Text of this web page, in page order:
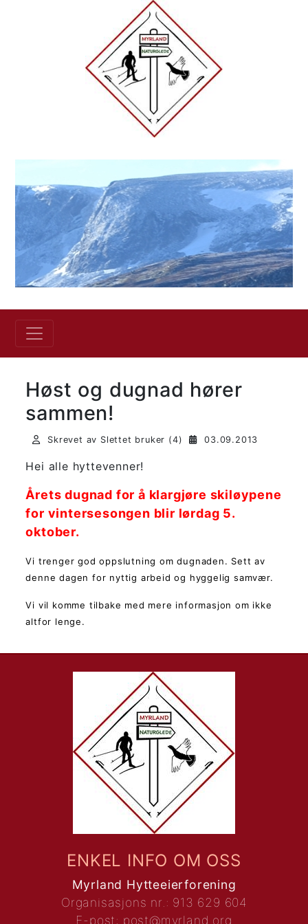
Høst og dugnad hører
sammen!
Skrevet av Slettet bruker (4) 03.09.2013
Hei alle hyttevenner!
Årets dugnad for å klargjøre skiløypene
for vintersesongen blir lørdag 5.
oktober.
Vi trenger god oppslutning om dugnaden. Sett av
denne dagen for nyttig arbeid og hyggelig samvær.
Vi vil komme tilbake med mere informasjon om ikke
altfor lenge.
ENKEL INFO OM OSS
Myrland Hytteeierforening
Organisasjons nr.: 913 629 604
E-post: post@myrland.org